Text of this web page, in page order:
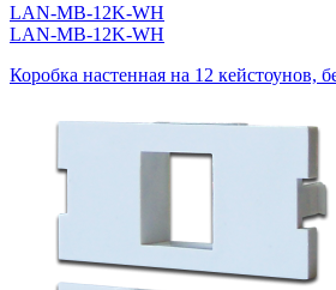
LAN-MB-12K-WH
LAN-MB-12K-WH
Коробка настенная на 12 кейстоунов,